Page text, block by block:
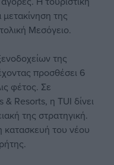
της
Μεσόγειο.
της
προσθέσει 6
φέτος. Σε
Resorts, η TUI δίνει
της στρατηγική.
κατασκευή του νέου